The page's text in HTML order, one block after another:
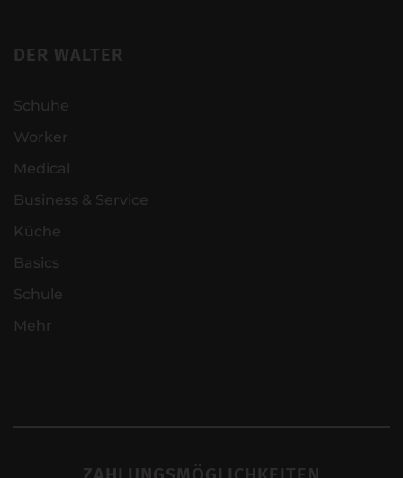
DER WALTER
Schuhe
Worker
Medical
Business & Service
Küche
Basics
Schule
Mehr